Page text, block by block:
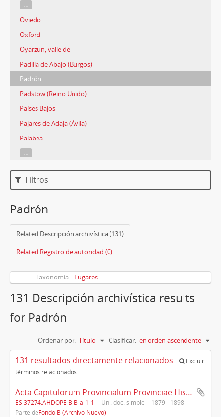
...
Oviedo
Oxford
Oyarzun, valle de
Padilla de Abajo (Burgos)
Padrón
Padstow (Reino Unido)
Países Bajos
Pajares de Adaja (Ávila)
Palabea
...
Filtros
Padrón
Related Descripción archivística (131)
Related Registro de autoridad (0)
Taxonomía Lugares
131 Descripción archivística results
for Padrón
Ordenar por: Título Clasificar: en orden ascendente
131 resultados directamente relacionados
Excluir
términos relacionados
Acta Capitulorum Provincialum Provinciae Hispaniae (1879-1898)
ES 37274.AHDOPE B-B-a-1-1 Uni. doc. simple
1879 - 1898
Parte deFondo B (Archivo Nuevo)